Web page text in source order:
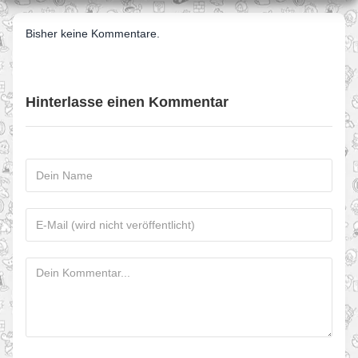
Bisher keine Kommentare.
Hinterlasse einen Kommentar